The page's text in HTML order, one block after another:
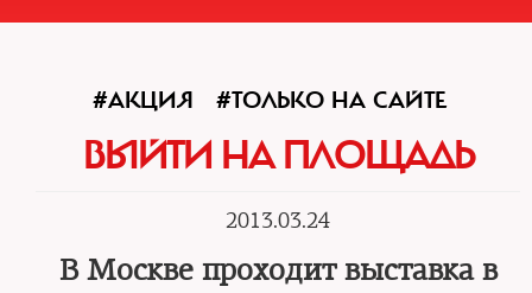
#АКЦИЯ #ТОЛЬКО НА САЙТЕ
ВЫЙТИ НА ПЛОЩАДЬ
2013.03.24
В Москве проходит выставка в